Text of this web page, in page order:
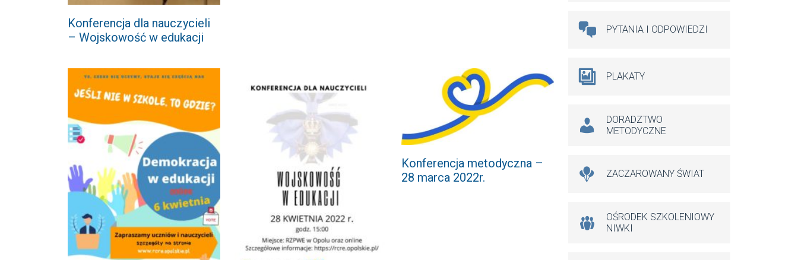
Konferencja dla nauczycieli
– Wojskowość w edukacji
Konferencja metodyczna –
28 marca 2022r.
PYTANIA I ODPOWIEDZI
PLAKATY
DORADZTWO
METODYCZNE
ZACZAROWANY ŚWIAT
OŚRODEK SZKOLENIOWY
NIWKI